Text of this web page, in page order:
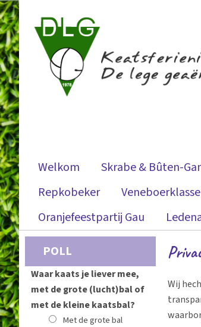
Welkom Skrabe & Bûten-
Repkobeker
Oranjefeestpartij Gau
POLL
Waar kaats je liever mee,
met de grote (lucht)bal of
met de kleine kaatsbal?
Met de grote bal
Wij